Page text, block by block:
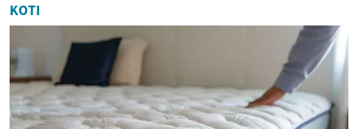
Ne tarjoavat ...
KOTI